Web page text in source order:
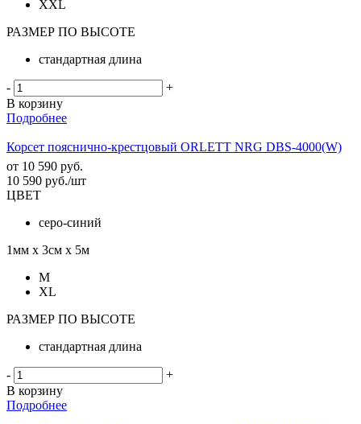
XXL
РАЗМЕР ПО ВЫСОТЕ
стандартная длина
-
+
В корзину
Подробнее
Корсет пояснично-крестцовый ORLETT NRG DBS-4000(W)
от 10 590 руб.
10 590 руб./шт
ЦВЕТ
серо-синий
1мм х 3см х 5м
M
XL
РАЗМЕР ПО ВЫСОТЕ
стандартная длина
-
+
В корзину
Подробнее